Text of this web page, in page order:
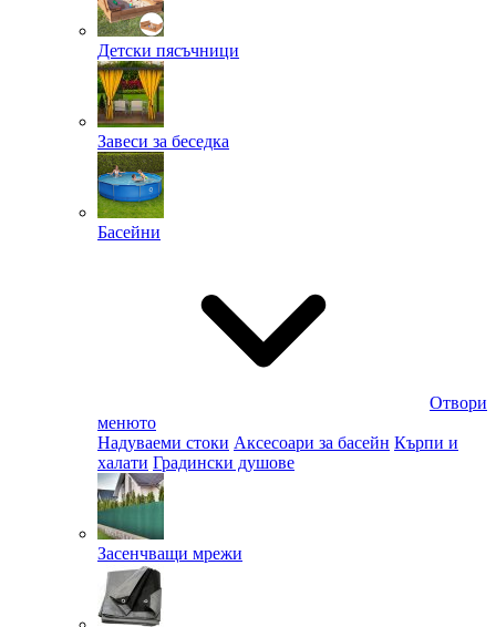
Детски пясъчници
Завеси за беседка
Басейни
Отвори
менюто
Надуваеми стоки Аксесоари за басейн Кърпи и
халати Градински душове
Засенчващи мрежи